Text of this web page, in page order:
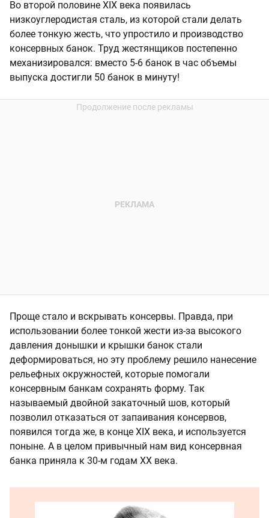
Во второй половине XIX века появилась
низкоуглеродистая сталь, из которой стали делать
более тонкую жесть, что упростило и производство
консервных банок. Труд жестянщиков постепенно
механизировался: вместо 5-6 банок в час объемы
выпуска достигли 50 банок в минуту!
Проще стало и вскрывать консервы. Правда, при
использовании более тонкой жести из-за высокого
давления донышки и крышки банок стали
деформироваться, но эту проблему решило нанесение
рельефных окружностей, которые помогали
консервным банкам сохранять форму. Так
называемый двойной закаточный шов, который
позволил отказаться от запаивания консервов,
появился тогда же, в конце XIX века, и используется
поныне. А в целом привычный нам вид консервная
банка приняла к 30-м годам XX века.